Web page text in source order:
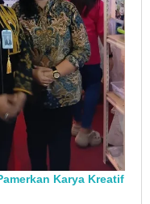
Karya Kreatif